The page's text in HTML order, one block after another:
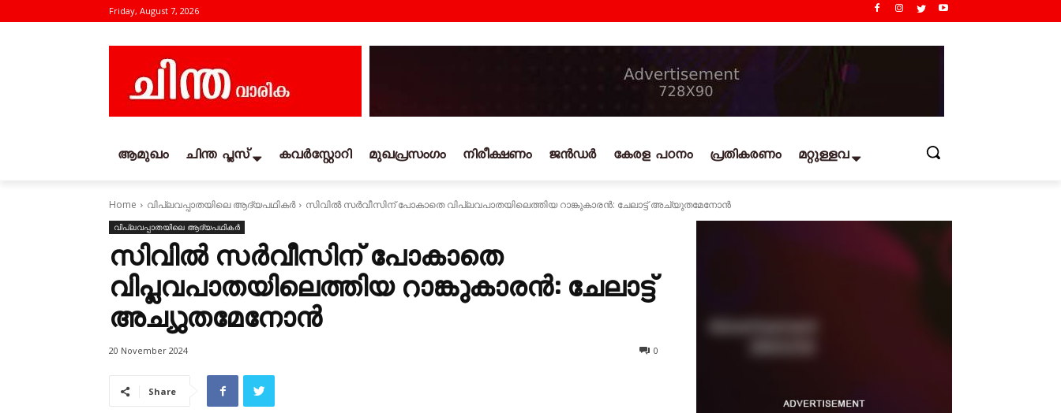
Friday, August 7, 2026
ആമുഖം ചിന്ത പ്ലസ് കവര്‍സ്റ്റോറി മുഖപ്രസംഗം നിരീക്ഷണം ജൻഡർ കേരള പഠനം പ്രതികരണം മറ്റുള്ളവ
Home വിപ്ലവപ്പാതയിലെ ആദ്യപഥികര്‍ സിവിൽ സർവീസിന്‌ പോകാതെ വിപ്ലവപാതയിലെത്തിയ റാങ്കുകാരൻ: ചേലാട്ട് അച്യുതമേനോൻ
വിപ്ലവപ്പാതയിലെ ആദ്യപഥികര്‍
സിവിൽ സർവീസിന്‌ പോകാതെ
വിപ്ലവപാതയിലെത്തിയ റാങ്കുകാരൻ: ചേലാട്ട്
അച്യുതമേനോൻ
20 November 2024 0
Share